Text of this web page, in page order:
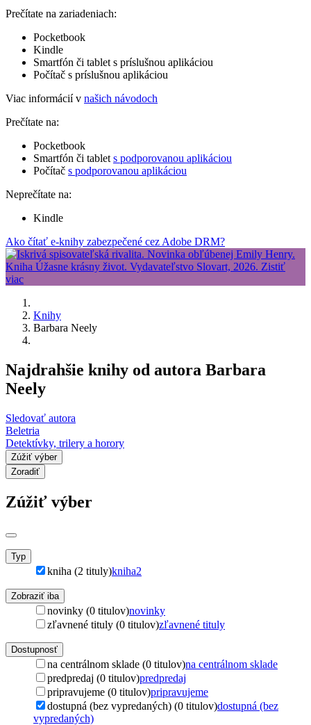
Prečítate na zariadeniach:
Pocketbook
Kindle
Smartfón či tablet s príslušnou aplikáciou
Počítač s príslušnou aplikáciou
Viac informácií v našich návodoch
Prečítate na:
Pocketbook
Smartfón či tablet s podporovanou aplikáciou
Počítač s podporovanou aplikáciou
Neprečítate na:
Kindle
Ako čítať e-knihy zabezpečené cez Adobe DRM?
Knihy
Barbara Neely
Najdrahšie knihy od autora Barbara
Neely
Sledovať autora
Beletria
Detektívky, trilery a horory
Zúžiť výber
Zoradiť
Zúžiť výber
Typ
kniha (2 tituly)kniha2
Zobraziť iba
novinky (0 titulov)novinky
zľavnené tituly (0 titulov)zľavnené tituly
Dostupnosť
na centrálnom sklade (0 titulov)na centrálnom sklade
predpredaj (0 titulov)predpredaj
pripravujeme (0 titulov)pripravujeme
dostupná (bez vypredaných) (0 titulov)dostupná (bez
vypredaných)